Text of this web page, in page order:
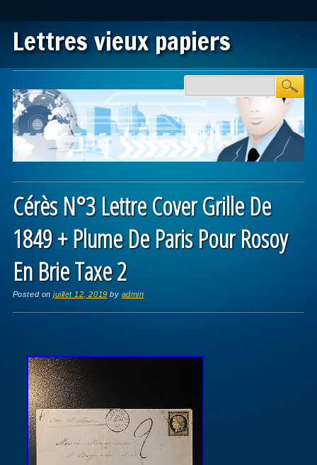
Lettres vieux papiers
Main menu
Cérès N°3 Lettre Cover Grille De
1849 + Plume De Paris Pour Rosoy
En Brie Taxe 2
Posted onjuillet 12, 2019 by admin